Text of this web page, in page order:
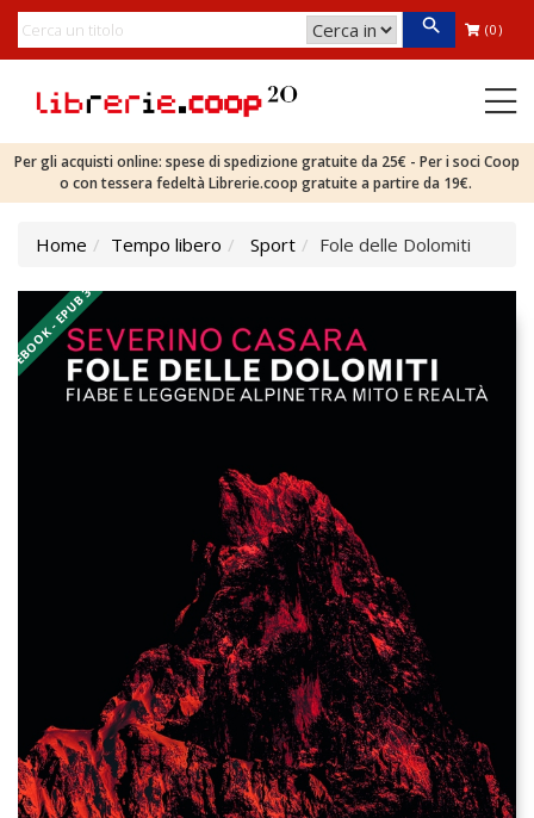
(0)
Per gli acquisti online: spese di spedizione gratuite da 25€ - Per i soci Coop
o con tessera fedeltà Librerie.coop gratuite a partire da 19€.
Home Tempo libero Sport Fole delle Dolomiti
EBOOK - EPUB 3